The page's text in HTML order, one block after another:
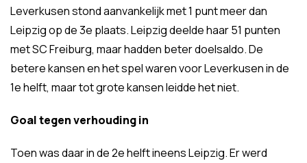
Leverkusen stond aanvankelijk met 1 punt meer dan
Leipzig op de 3e plaats. Leipzig deelde haar 51 punten
met SC Freiburg, maar hadden beter doelsaldo. De
betere kansen en het spel waren voor Leverkusen in de
1e helft, maar tot grote kansen leidde het niet.
Goal tegen verhouding in
Toen was daar in de 2e helft ineens Leipzig. Er werd